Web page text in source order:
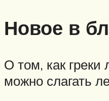
Новое в
О том, как
можно слагать